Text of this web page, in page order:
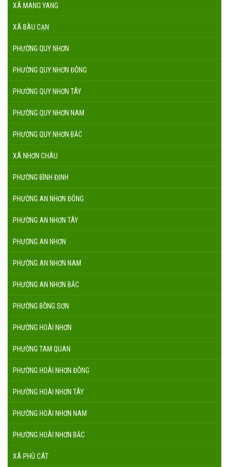
XÃ MANG YANG
XÃ BÀU CẠN
PHƯỜNG QUY NHƠN
PHƯỜNG QUY NHƠN ĐÔNG
PHƯỜNG QUY NHƠN TÂY
PHƯỜNG QUY NHƠN NAM
PHƯỜNG QUY NHƠN BẮC
XÃ NHƠN CHÂU
PHƯỜNG BÌNH ĐỊNH
PHƯỜNG AN NHƠN ĐÔNG
PHƯỜNG AN NHƠN TÂY
PHƯỜNG AN NHƠN
PHƯỜNG AN NHƠN NAM
PHƯỜNG AN NHƠN BẮC
PHƯỜNG BỒNG SƠN
PHƯỜNG HOÀI NHƠN
PHƯỜNG TAM QUAN
PHƯỜNG HOÀI NHƠN ĐÔNG
PHƯỜNG HOÀI NHƠN TÂY
PHƯỜNG HOÀI NHƠN NAM
PHƯỜNG HOÀI NHƠN BẮC
XÃ PHÙ CÁT